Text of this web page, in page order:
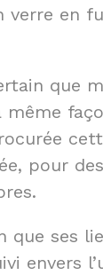
verre en
que
pour
que ses
envers